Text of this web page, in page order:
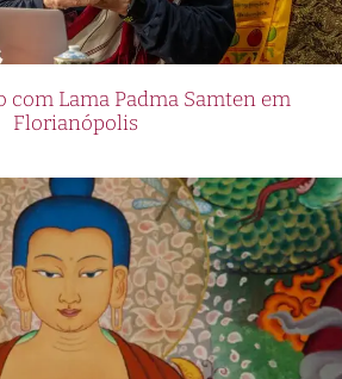
com Lama Padma Samten em
Florianópolis